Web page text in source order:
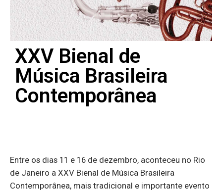
XXV Bienal de
Música Brasileira
Contemporânea
Entre os dias 11 e 16 de dezembro, aconteceu no Rio
de Janeiro a XXV Bienal de Música Brasileira
Contemporânea, mais tradicional e importante evento